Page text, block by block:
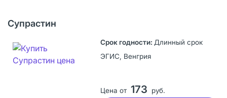
Супрастин
Длинный срок
ЭГИС, Венгрия
Цена от 173 руб.